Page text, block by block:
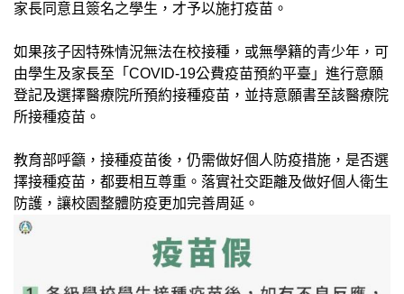
家長同意且簽名之學生，才予以施打疫苗。
如果孩子因特殊情況無法在校接種，或無學籍的青少年，可
由學生及家長至「COVID-19公費疫苗預約平臺」進行意願
登記及選擇醫療院所預約接種疫苗，並持意願書至該醫療院
所接種疫苗。
教育部呼籲，接種疫苗後，仍需做好個人防疫措施，是否選
擇接種疫苗，都要相互尊重。落實社交距離及做好個人衛生
防護，讓校園整體防疫更加完善周延。